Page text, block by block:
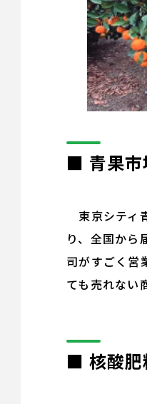
■ 青果市
東京シティ
り、全国から
司がすごく営
ても売れない
■ 核酸肥